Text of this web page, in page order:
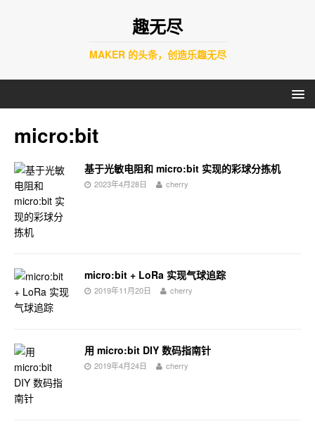
趣无尽
MAKER 的头条，创造乐趣无尽
micro:bit
基于光敏电阻和 micro:bit 实现的彩球分拣机
2023年4月28日 cherry
micro:bit + LoRa 实现气球追踪
2019年11月20日 cherry
用 micro:bit DIY 数码指南针
2019年4月24日 cherry